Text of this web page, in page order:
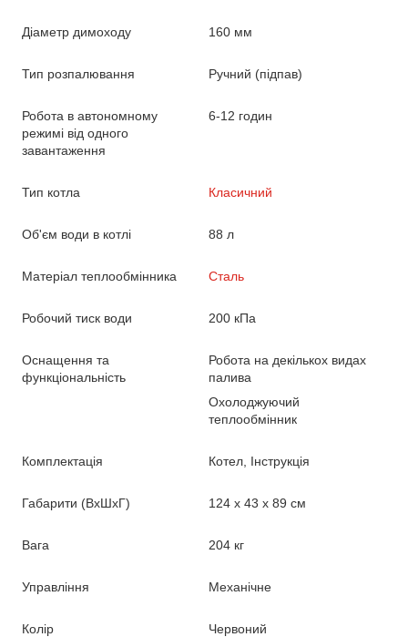
Діаметр димоходу 160 мм
Тип розпалювання Ручний (підпав)
Робота в автономному
режимі від одного
завантаження
6-12 годин
Тип котла Класичний
Об'єм води в котлі 88 л
Матеріал теплообмінника Сталь
Робочий тиск води 200 кПа
Оснащення та
функціональність
Робота на декількох видах
палива
Охолоджуючий
теплообмінник
Комплектація Котел, Інструкція
Габарити (ВхШхГ) 124 х 43 х 89 см
Вага 204 кг
Управління Механічне
Колір Червоний